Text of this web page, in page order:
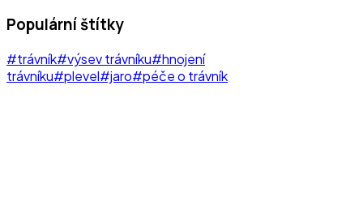
Populární štítky
#trávník#výsev trávníku#hnojení
trávníku#plevel#jaro#péče o trávník